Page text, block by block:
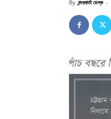
By বন্দরবার্তা ডেস্ক -